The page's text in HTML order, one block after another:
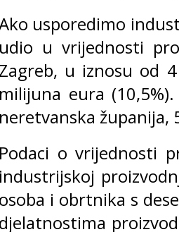
usporedimo
udio u vrijednosti
Zagreb, u iznosu od
milijuna eura
neretvanska županija,
Podaci o vrijednosti
industrijskoj
osoba i obrtnika s
djelatnostima